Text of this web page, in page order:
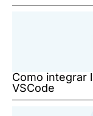
Como integrar
VSCode